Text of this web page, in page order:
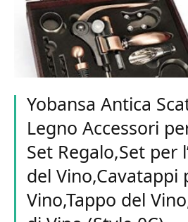
Yobansa Antica
Legno Accessori
Set Regalo,Set per
del Vino,Cavatappi
Vino,Tappo del